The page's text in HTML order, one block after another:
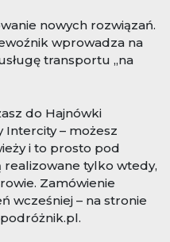
nowych rozwiązań.
wprowadza na
transportu „na
do Hajnówki
Intercity – możesz
i to prosto pod
realizowane tylko wtedy,
Zamówienie
wcześniej – na stronie